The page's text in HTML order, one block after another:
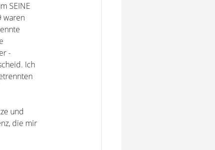
SEINE
waren
-
Ich
und
die mir